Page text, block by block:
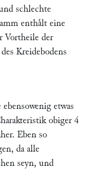
schlechte
enthaͤlt eine
Vortheile der
Kreidebodens
etwas
obiger 4
Eben so
da alle
seyn, und